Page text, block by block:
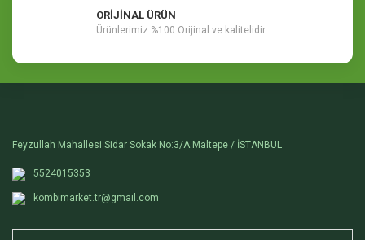
ORİJİNAL ÜRÜN
Ürünlerimiz %100 Orijinal ve kalitelidir.
Feyzullah Mahallesi Sidar Sokak No:3/A Maltepe / İSTANBUL
5524015353
kombimarket.tr@gmail.com